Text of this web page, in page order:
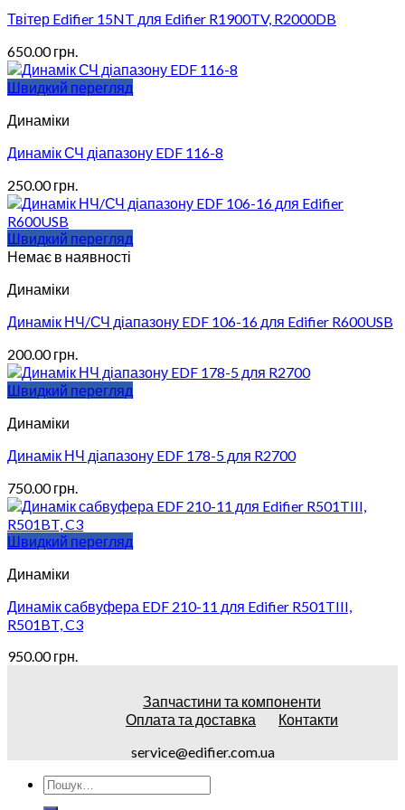
Твітер Edifier 15NT для Edifier R1900TV, R2000DB
650.00грн.
Швидкий перегляд
Динаміки
Динамік СЧ діапазону EDF 116-8
250.00грн.
Швидкий перегляд
Немає в наявності
Динаміки
Динамік НЧ/СЧ діапазону EDF 106-16 для Edifier R600USB
200.00грн.
Швидкий перегляд
Динаміки
Динамік НЧ діапазону EDF 178-5 для R2700
750.00грн.
Швидкий перегляд
Динаміки
Динамік сабвуфера EDF 210-11 для Edifier R501TIII,
R501BT, C3
950.00грн.
Запчастини та компоненти
Оплата та доставка
Контакти
service@edifier.com.ua